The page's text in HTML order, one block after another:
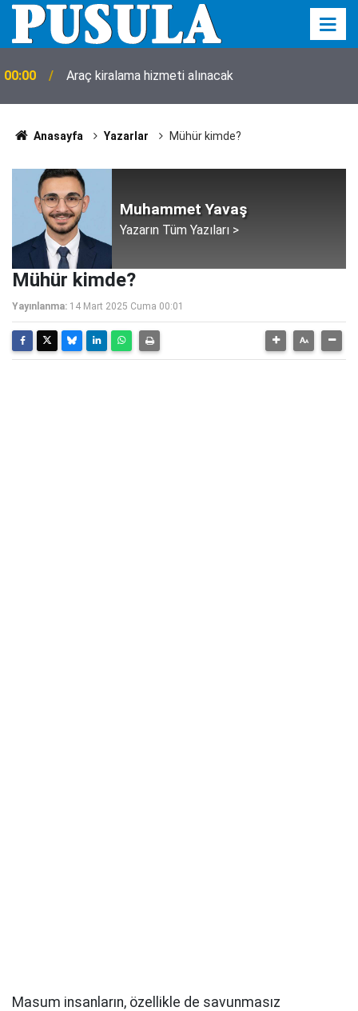
00:00 Araç kiralama hizmeti alınacak
Anasayfa Yazarlar Mühür kimde?
Muhammet Yavaş
Yazarın Tüm Yazıları >
Mühür kimde?
Yayınlanma: 14 Mart 2025 Cuma 00:01
Masum insanların, özellikle de savunmasız